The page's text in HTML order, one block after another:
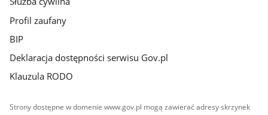
Profil zaufany
BIP
Deklaracja dostępności serwisu Gov.pl
Klauzula RODO
Strony dostępne w domenie www.gov.pl mogą zawierać adresy skrzynek